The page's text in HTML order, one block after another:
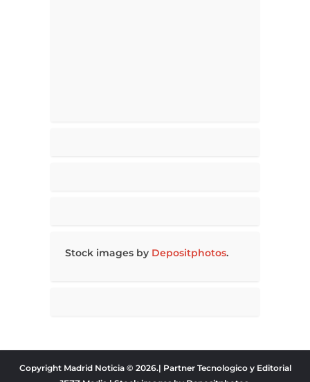
Stock images by Depositphotos.
Copyright Madrid Noticia © 2026.| Partner Tecnologico y Editorial